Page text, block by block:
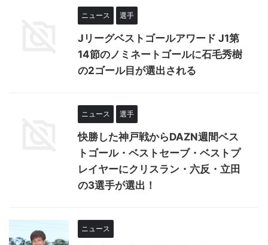
ニュース 選手
Jリーグベストゴールアワード J1第
14節のノミネートゴールに石毛秀樹
の2ゴール目が選出される
ニュース 選手
快勝した神戸戦からDAZN週間ベス
トゴール・ベストセーブ・ベストプ
レイヤーにクリスラン・六反・立田
の3選手が選出！
ニュース